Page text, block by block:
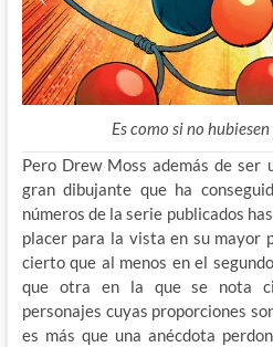
Es como si no
Pero Drew Moss además de ser
gran dibujante que ha
números de la serie publicados
placer para la vista en su mayor
cierto que al menos en el
que otra en la que se nota
personajes cuyas proporciones
es más que una anécdota